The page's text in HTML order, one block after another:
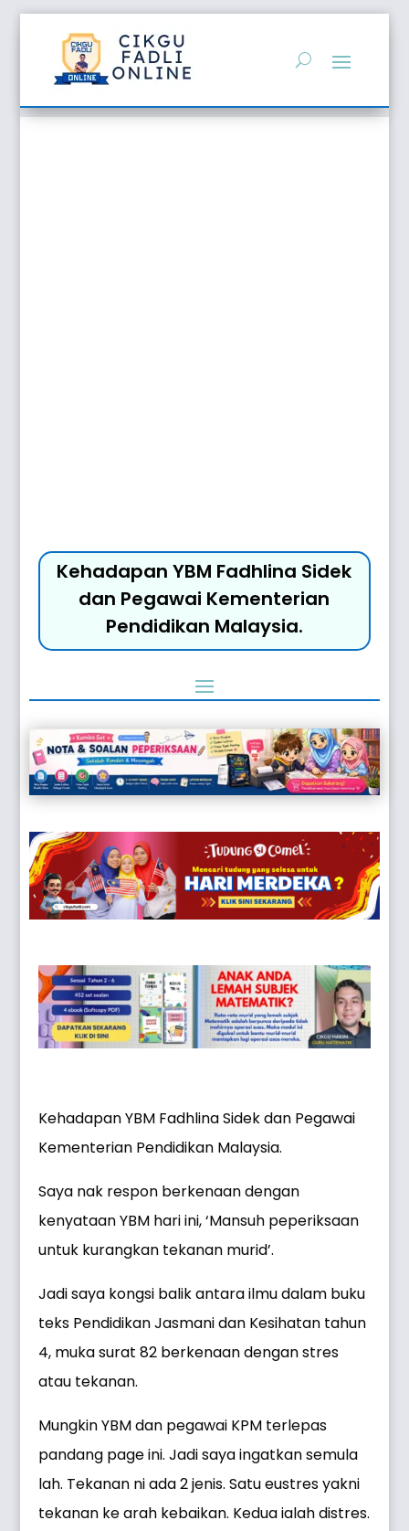
Kehadapan YBM Fadhlina Sidek
dan Pegawai Kementerian
Pendidikan Malaysia.
Kehadapan YBM Fadhlina Sidek dan Pegawai
Kementerian Pendidikan Malaysia.
Saya nak respon berkenaan dengan
kenyataan YBM hari ini, ‘Mansuh peperiksaan
untuk kurangkan tekanan murid’.
Jadi saya kongsi balik antara ilmu dalam buku
teks Pendidikan Jasmani dan Kesihatan tahun
4, muka surat 82 berkenaan dengan stres
atau tekanan.
Mungkin YBM dan pegawai KPM terlepas
pandang page ini. Jadi saya ingatkan semula
lah. Tekanan ni ada 2 jenis. Satu eustres yakni
tekanan ke arah kebaikan. Kedua ialah distres.